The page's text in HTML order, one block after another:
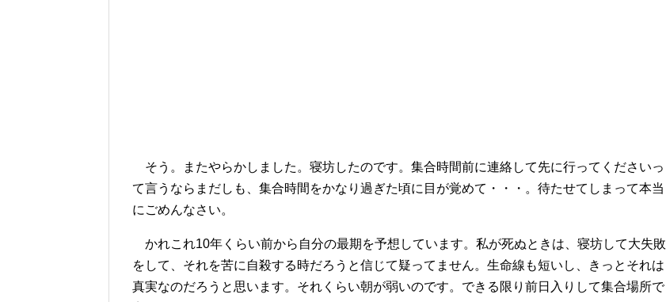
そう。またやらかしました。寝坊したのです。集合時間前に連絡して先に行ってくださいっ
て言うならまだしも、集合時間をかなり過ぎた頃に目が覚めて・・・。待たせてしまって本当
にごめんなさい。
かれこれ10年くらい前から自分の最期を予想しています。私が死ぬときは、寝坊して大失敗
をして、それを苦に自殺する時だろうと信じて疑ってません。生命線も短いし、きっとそれは
真実なのだろうと思います。それくらい朝が弱いのです。できる限り前日入りして集合場所で